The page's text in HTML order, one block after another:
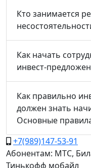
Кто занимается
Как начать
инвест-
Как правильно
должен знать
Основные
+7(989)147-53-91
Абонентам: МТС,
Тинькофф мобайл